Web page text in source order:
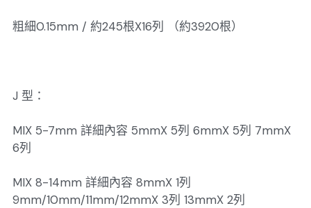
粗細0.15mm / 約245根X16列 （約3920根）
J 型：
MIX 5-7mm 詳細內容 5mmX 5列 6mmX 5列 7mmX
6列
MIX 8-14mm 詳細內容 8mmX 1列
9mm/10mm/11mm/12mmX 3列 13mmX 2列